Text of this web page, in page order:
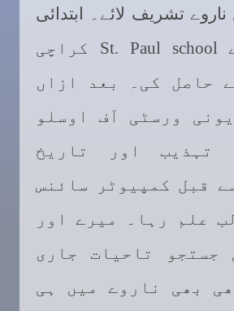
ناروے تشریف لائے۔ ابتدائی
St. Paul school کراچی
حاصل کی۔ بعد ازاں
ورسٹی آف اوسلو
تہذیب اور تاریخ
قبل کمپیوٹر سائنس
علم رہا۔ میرے اور
جستجو تاحیات جاری
بھی ناروے میں ہی